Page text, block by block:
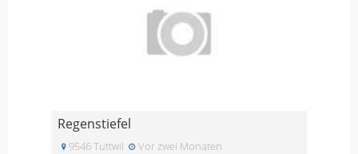
Regenstiefel
9546 Tuttwil Vor zwei Monaten